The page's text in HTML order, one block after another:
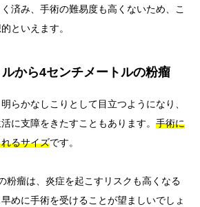
済み、手術の難易度も高くないため、こ
といえます。
から4センチメートルの粉瘤
らかなしこりとして目立つようになり、
に支障をきたすこともあります。 手術に
るサイズです。
粉瘤は、炎症を起こすリスクも高くなる
めに手術を受けることが望ましいでしょ